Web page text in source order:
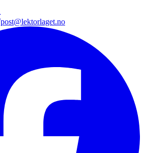
post@lektorlaget.no